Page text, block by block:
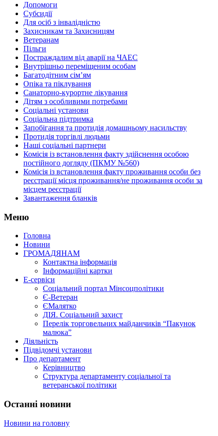
Допомоги
Субсидії
Для осіб з інвалідністю
Захисникам та Захисницям
Ветеранам
Пільги
Постраждалим від аварії на ЧАЕС
Внутрішньо переміщеним особам
Багатодітним сім’ям
Опіка та піклування
Санаторно-курортне лікування
Дітям з особливими потребами
Соціальні установи
Соціальна підтримка
Запобігання та протидія домашньому насильству
Протидія торгівлі людьми
Наші соціальні партнери
Комісія із встановлення факту здійснення особою
постійного догляду (ПКМУ №560)
Комісія із встановлення факту проживання особи без
реєстрації місця проживання/не проживання особи за
місцем реєстрації
Завантаження бланків
Меню
Головна
Новини
ГРОМАДЯНАМ
Контактна інформація
Інформаційні картки
Е-сервіси
Соціальний портал Мінсоцполітики
Є-Ветеран
ЄМалятко
ДІЯ. Соціальний захист
Перелік торговельних майданчиків “Пакунок
малюка”
Діяльність
Підвідомчі установи
Про департамент
Керівництво
Структура департаменту соціальної та
ветеранської політики
Останні новини
Новини на головну